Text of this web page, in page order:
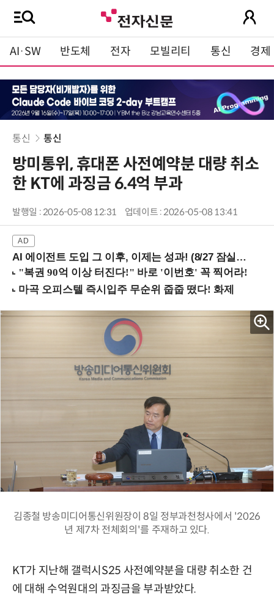
AI·SW 반도체 전자 모빌리티 통신 경제
통신 통신
방미통위, 휴대폰 사전예약분 대량 취소
한 KT에 과징금 6.4억 부과
발행일 : 2026-05-08 12:31 업데이트 : 2026-05-08 13:41
AI 에이전트 도입 그 이후, 이제는 성과! (8/27 잠실역)
김종철 방송미디어통신위원장이 8일 정부과천청사에서 '2026
년 제7차 전체회의'를 주재하고 있다.
KT가 지난해 갤럭시S25 사전예약분을 대량 취소한 건
에 대해 수억원대의 과징금을 부과받았다.